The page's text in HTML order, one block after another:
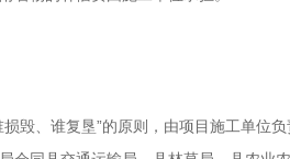
损毁、谁复垦”的原则，由项目施工单位